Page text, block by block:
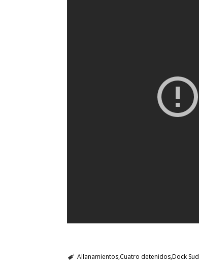
AllanamientosCuatro detenidosDock Sud